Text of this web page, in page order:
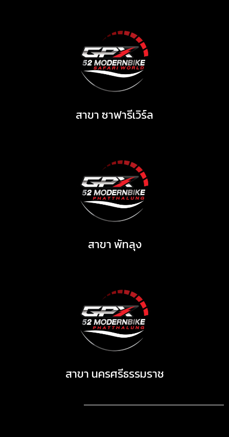
สาขา ซาฟารีเวิร์ล
สาขา พัทลุง
สาขา นครศรีธรรมราช